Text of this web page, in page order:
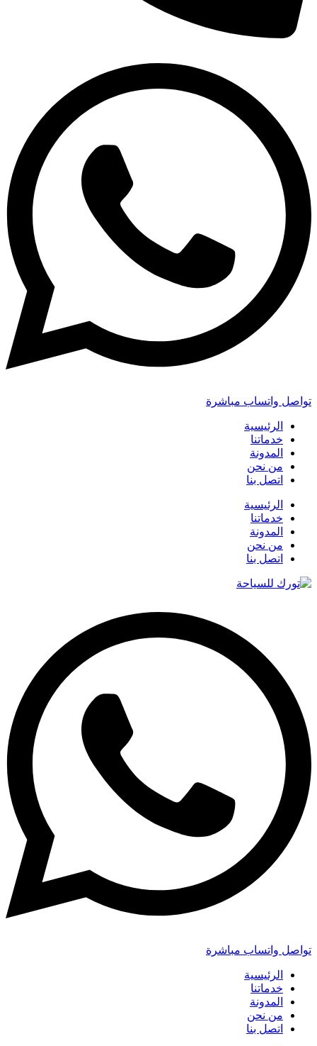
تواصل واتساب مباشرة
الرئيسية
خدماتنا
المدونة
من نحن
اتصل بنا
الرئيسية
خدماتنا
المدونة
من نحن
اتصل بنا
تواصل واتساب مباشرة
الرئيسية
خدماتنا
المدونة
من نحن
اتصل بنا